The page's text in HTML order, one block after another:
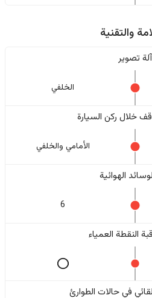
والتقنية
آلة تصوير
الخلفي
خلال ركن السيارة
الأمامي والخلفي
الهوائية
6
النقطة العمياء
في حالات الطوارئ